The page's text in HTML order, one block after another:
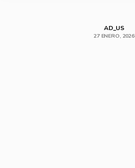
AD_US
27 ENERO, 2026